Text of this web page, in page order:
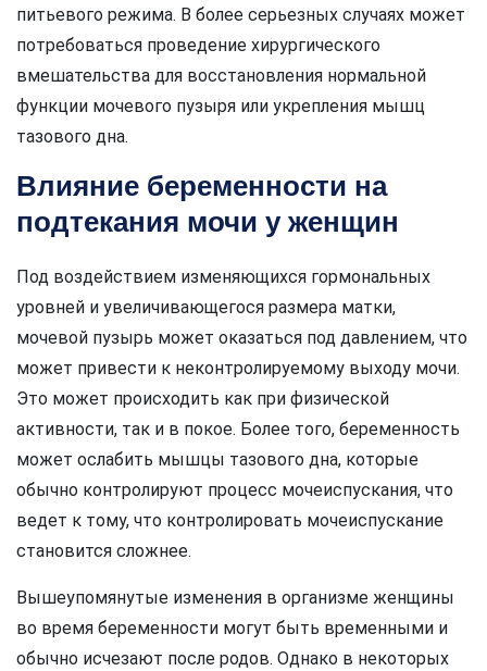
питьевого режима. В более серьезных случаях может
потребоваться проведение хирургического
вмешательства для восстановления нормальной
функции мочевого пузыря или укрепления мышц
тазового дна.
Влияние беременности на
подтекания мочи у женщин
Под воздействием изменяющихся гормональных
уровней и увеличивающегося размера матки,
мочевой пузырь может оказаться под давлением, что
может привести к неконтролируемому выходу мочи.
Это может происходить как при физической
активности, так и в покое. Более того, беременность
может ослабить мышцы тазового дна, которые
обычно контролируют процесс мочеиспускания, что
ведет к тому, что контролировать мочеиспускание
становится сложнее.
Вышеупомянутые изменения в организме женщины
во время беременности могут быть временными и
обычно исчезают после родов. Однако в некоторых